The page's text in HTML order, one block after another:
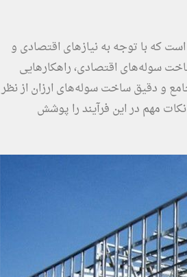
که با توجه به نیازهای اقتصادی و
سوله‌های اقتصادی، راهکارهایی
و دقیق ساخت سوله‌های ارزان از نظر
مهم در این فرآیند را پوشش